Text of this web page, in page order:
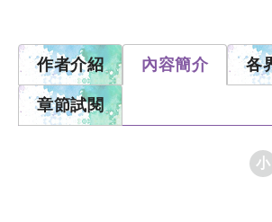
作者介紹 內容簡介 各
章節試閱
小